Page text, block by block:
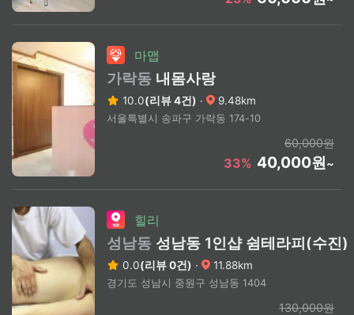
마맵
가락동 내몸사랑
10.0(리뷰 4건) · 9.48km
서울특별시 송파구 가락동 174-10
60,000원
33% 40,000원~
힐리
성남동 성남동 1인샵 쉼테라피(수진)
0.0(리뷰 0건) · 11.88km
경기도 성남시 중원구 성남동 1404
130,000원